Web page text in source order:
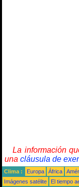
La información
una cláusula de
Clima : Europa África
Imágenes satélite
El tiempo